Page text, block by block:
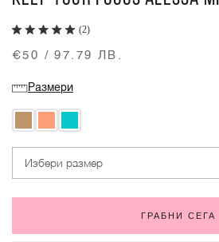
(2)
€50 / 97.79 ЛВ.
Размери
Избери размер
ГРАБНИ СЕГА